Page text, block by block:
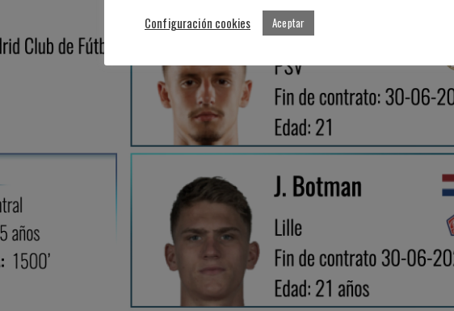
Configuración cookies Aceptar